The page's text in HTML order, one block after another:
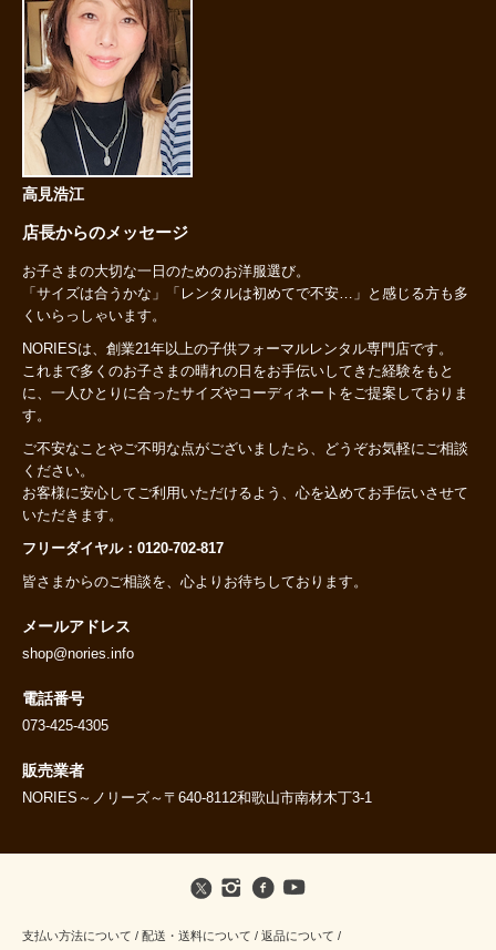
高見浩江
店長からのメッセージ
お子さまの大切な一日のためのお洋服選び。
「サイズは合うかな」「レンタルは初めてで不安…」と感じる方も多
くいらっしゃいます。
NORIESは、創業21年以上の子供フォーマルレンタル専門店です。
これまで多くのお子さまの晴れの日をお手伝いしてきた経験をもと
に、一人ひとりに合ったサイズやコーディネートをご提案しておりま
す。
ご不安なことやご不明な点がございましたら、どうぞお気軽にご相談
ください。
お客様に安心してご利用いただけるよう、心を込めてお手伝いさせて
いただきます。
フリーダイヤル：0120-702-817
皆さまからのご相談を、心よりお待ちしております。
メールアドレス
shop@nories.info
電話番号
073-425-4305
販売業者
NORIES～ノリーズ～〒640-8112和歌山市南材木丁3-1
支払い方法について / 配送・送料について / 返品について /